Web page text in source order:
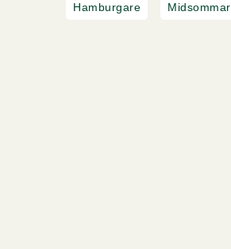
Hamburgare Midsommar